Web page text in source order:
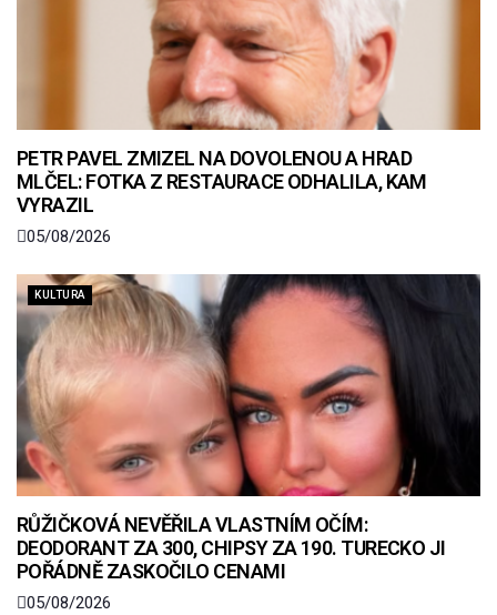
PETR PAVEL ZMIZEL NA DOVOLENOU A HRAD
MLČEL: FOTKA Z RESTAURACE ODHALILA, KAM
VYRAZIL
05/08/2026
KULTURA
RŮŽIČKOVÁ NEVĚŘILA VLASTNÍM OČÍM:
DEODORANT ZA 300, CHIPSY ZA 190. TURECKO JI
POŘÁDNĚ ZASKOČILO CENAMI
05/08/2026